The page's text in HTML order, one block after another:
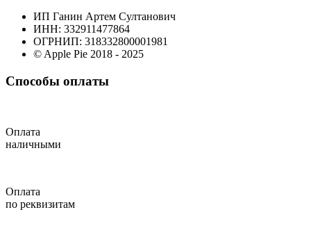
ИП Ганин Артем Султанович
ИНН: 332911477864
ОГРНИП: 318332800001981
© Apple Pie 2018 - 2025
Способы оплаты
Оплата
наличными
Оплата
по реквизитам